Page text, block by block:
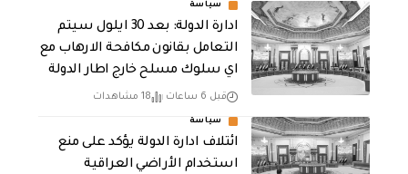
سياسة
ادارة الدولة: بعد 30 ايلول سيتم
التعامل بقانون مكافحة الارهاب مع
اي سلوك مسلح خارج اطار الدولة
قبل 6 ساعات 18 مشاهدات
سياسة
ائتلاف ادارة الدولة يؤكد على منع
استخدام الأراضي العراقية